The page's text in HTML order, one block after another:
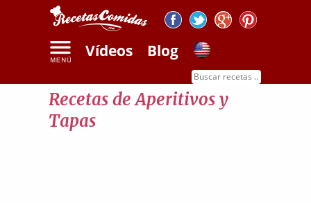
Vídeos Blog
Recetas de aperitivos y tapas
Recetas de Aperitivos y
Tapas